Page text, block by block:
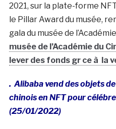
2021, sur la plate-forme
le Pillar Award du musée,
gala du musée de
musée de l’Académie du
lever des fonds gr ce à la
. Alibaba vend des objets
chinois en NFT pour
(25/01/2022)